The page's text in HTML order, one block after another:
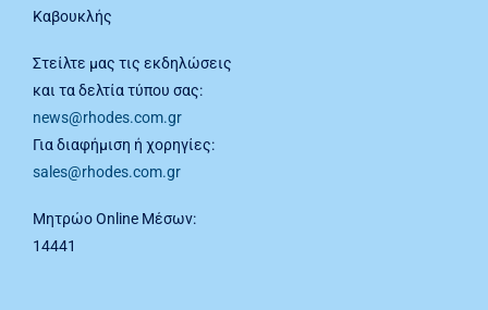
Καβουκλής
Στείλτε μας τις εκδηλώσεις
και τα δελτία τύπου σας:
news@rhodes.com.gr
Για διαφήμιση ή χορηγίες:
sales@rhodes.com.gr
Μητρώο Online Μέσων:
14441